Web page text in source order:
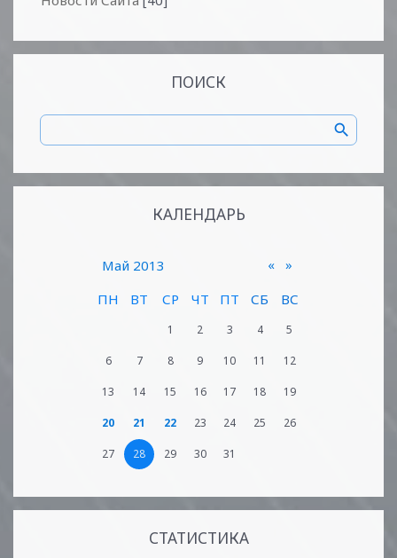
ПОИСК
КАЛЕНДАРЬ
«
Май 2013
»
ПН
ВТ СР ЧТ ПТ СБ ВС
1 2 3 4 5
6 7 8 9 10 11 12
13 14 15 16 17 18 19
20 21 22 23 24 25 26
27 28 29 30 31
СТАТИСТИКА